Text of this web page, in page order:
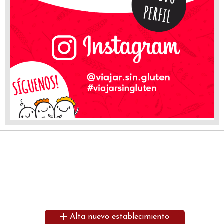
Alta nuevo establecimiento